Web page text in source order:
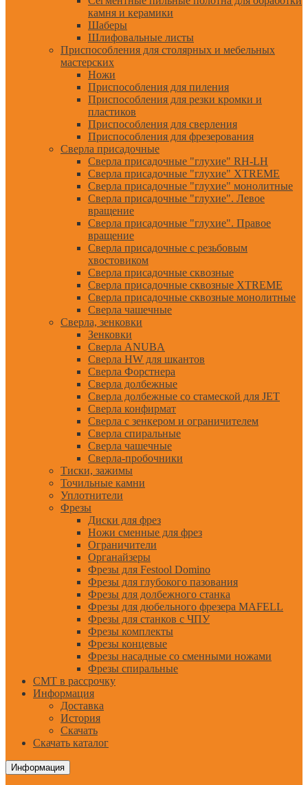
камня и керамики
Шаберы
Шлифовальные листы
Приспособления для столярных и мебельных
мастерских
Ножи
Приспособления для пиления
Приспособления для резки кромки и
пластиков
Приспособления для сверления
Приспособления для фрезерования
Сверла присадочные
Сверла присадочные "глухие" RH-LH
Сверла присадочные "глухие" XTREME
Сверла присадочные "глухие" монолитные
Сверла присадочные "глухие". Левое
вращение
Сверла присадочные "глухие". Правое
вращение
Сверла присадочные с резьбовым
хвостовиком
Сверла присадочные сквозные
Сверла присадочные сквозные XTREME
Сверла присадочные сквозные монолитные
Сверла чашечные
Сверла, зенковки
Зенковки
Сверла ANUBA
Сверла HW для шкантов
Сверла Форстнера
Сверла долбежные
Сверла долбежные со стамеской для JET
Сверла конфирмат
Сверла с зенкером и ограничителем
Сверла спиральные
Сверла чашечные
Сверла-пробочники
Тиски, зажимы
Точильные камни
Уплотнители
Фрезы
Диски для фрез
Ножи сменные для фрез
Ограничители
Органайзеры
Фрезы для Festool Domino
Фрезы для глубокого пазования
Фрезы для долбежного станка
Фрезы для дюбельного фрезера MAFELL
Фрезы для станков с ЧПУ
Фрезы комплекты
Фрезы концевые
Фрезы насадные со сменными ножами
Фрезы спиральные
CMT в рассрочку
Информация
Доставка
История
Скачать
Скачать каталог
Информация